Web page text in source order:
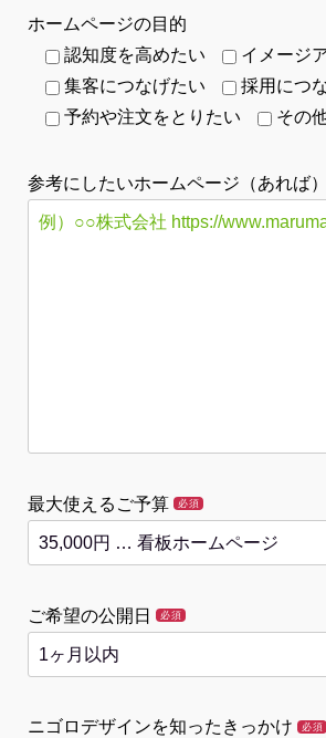
ホームページの目的
認知度を高めたい
イメージ
集客につなげたい
採用につ
予約や注文をとりたい
その
参考にしたいホームページ（あれば）
最大使えるご予算 必須
ご希望の公開日 必須
ニゴロデザインを知ったきっかけ 必須